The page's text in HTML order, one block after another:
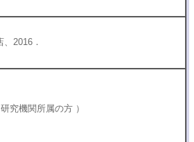
2016．
究機関所属の方 ）